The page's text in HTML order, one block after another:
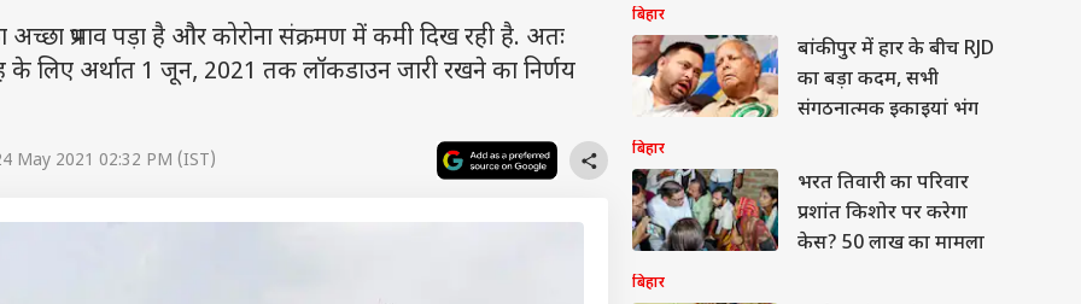
प्रभाव पड़ा है और कोरोना संक्रमण में कमी दिख रही है. अतः
लिए अर्थात 1 जून, 2021 तक लॉकडाउन जारी रखने का निर्णय
May 2021 02:32 PM (IST)
बिहार
बांकीपुर में हार के बीच RJD
का बड़ा कदम, सभी
संगठनात्मक इकाइयां भंग
बिहार
भरत तिवारी का परिवार
प्रशांत किशोर पर करेगा
केस? 50 लाख का मामला
बिहार